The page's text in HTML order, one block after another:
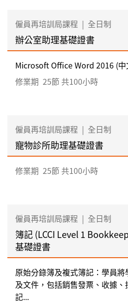
僱員再培訓局課程 | 全日制
辦公室助理基礎證書
Microsoft Office Word 2016 (中
修業期 25節 共100小時
僱員再培訓局課程 | 全日制
寵物診所助理基礎證書
修業期 25節 共100小時
僱員再培訓局課程 | 全日制
簿記 (LCCI Level 1
基礎證書
原始分錄簿及複式簿記：學員
及文件，包括銷售發票、收據
記...